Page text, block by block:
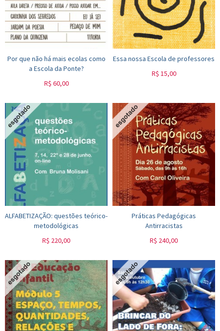
Por que não há mais ecolas como
a Escola da Ponte?
R$ 60,00
Essa nossa Escola de professores
R$ 15,00
ALFABETIZAÇÃO: questões teórico-
metodológicas
R$ 220,00
Práticas Pedagógicas
Antirracistas
R$ 240,00